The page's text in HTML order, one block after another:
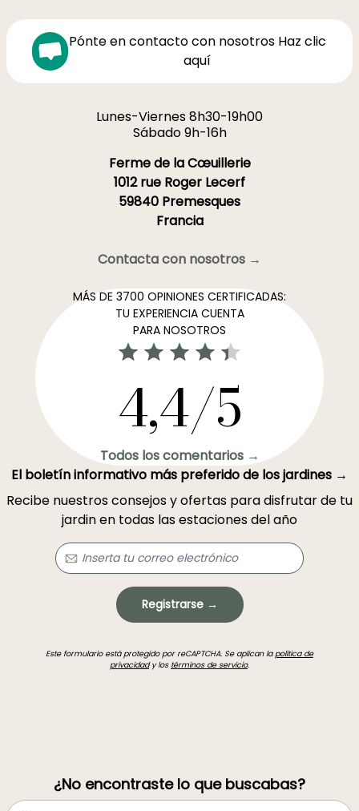
Pónte en contacto con nosotros Haz clic
aquí
Lunes-Viernes 8h30-19h00
Sábado 9h-16h
Ferme de la Cœuillerie
1012 rue Roger Lecerf
59840 Premesques
Francia
Contacta con nosotros →
MÁS DE 3700 OPINIONES CERTIFICADAS:
TU EXPERIENCIA CUENTA
PARA NOSOTROS
4,4/5
Todos los comentarios →
El boletín informativo más preferido de los jardines →
Recibe nuestros consejos y ofertas para disfrutar de tu
jardin en todas las estaciones del año
Registrarse →
Este formulario está protegido por reCAPTCHA. Se aplican la política de
privacidady los términos de servicio.
¿No encontraste lo que buscabas?